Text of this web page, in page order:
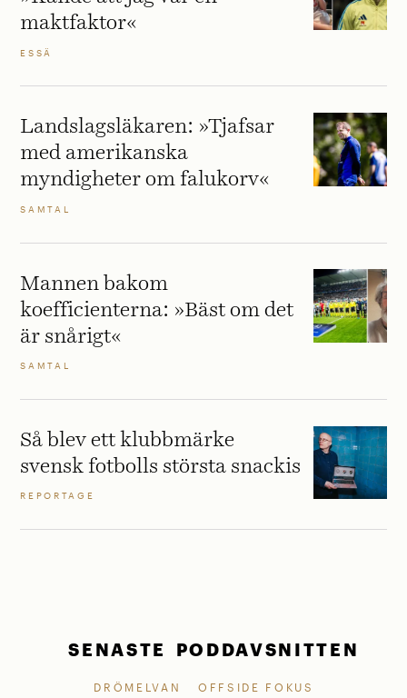
maktfaktor«
ESSÄ
Landslagsläkaren: »Tjafsar
med amerikanska
myndigheter om falukorv«
SAMTAL
Mannen bakom
koefficienterna: »Bäst om det
är snårigt«
SAMTAL
Så blev ett klubbmärke
svensk fotbolls största snackis
REPORTAGE
SENASTE PODDAVSNITTEN
DRÖMELVAN
OFFSIDE FOKUS